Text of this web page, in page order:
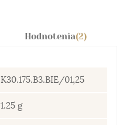
Hodnotenia(2)
K30.175.B3.BIE/01,25
1.25 g